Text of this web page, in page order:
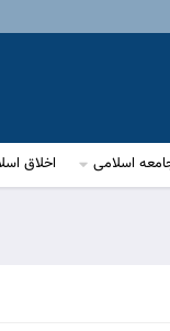
اسلامی اخلاق